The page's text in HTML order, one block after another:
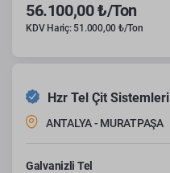
56.100,00 ₺/Ton
KDV Hariç: 51.000,00 ₺/Ton
Hzr Tel Çit Sistemleri
ANTALYA - MURATPAŞA
Galvanizli Tel